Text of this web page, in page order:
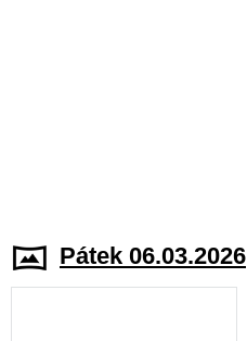
Pátek 06.03.2026